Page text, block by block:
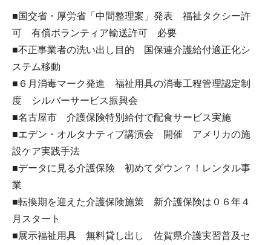
■国交省・厚労省「中間整理案」発表 福祉タクシー許
可 有償ボランティア輸送許可 必要
■不正事業者の洗い出し目的 国保連介護給付適正化シ
ステム移動
■６月消毒マーク発進 福祉用具の消毒工程管理認定制
度 シルバーサービス振興会
■名古屋市 介護保険特別給付で配食サービス実施
■エデン・オルタナティブ講演会 開催 アメリカの施
設ケア実践手法
■データに見る介護保険 初めてダウン？！レンタル事
業
■転換期を迎えた介護保険施策 新介護保険は０６年４
月スタート
■展示福祉用具 無料貸し出し 佐賀県介護実習普及セ